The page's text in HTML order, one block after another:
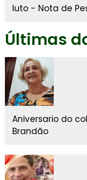
luto - Nota de
Últimas
Aniversario do
Brandão